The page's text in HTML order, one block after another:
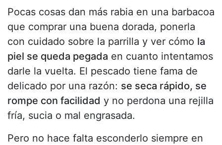
Pocas cosas dan más rabia en una barbacoa
que comprar una buena dorada, ponerla
con cuidado sobre la parrilla y ver cómo la
piel se queda pegada en cuanto intentamos
darle la vuelta. El pescado tiene fama de
delicado por una razón: se seca rápido, se
rompe con facilidad y no perdona una rejilla
fría, sucia o mal engrasada.
Pero no hace falta esconderlo siempre en